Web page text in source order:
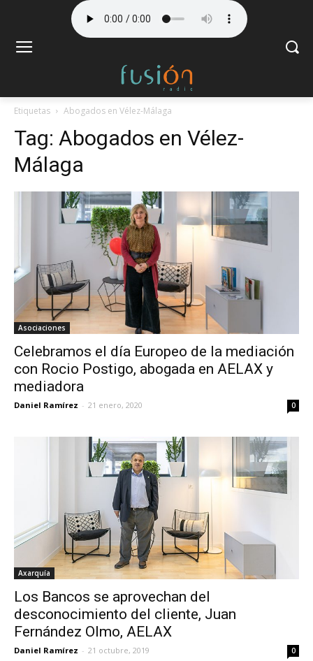
Etiquetas Abogados en Vélez-Málaga
Tag: Abogados en Vélez-
Málaga
Asociaciones
Celebramos el día Europeo de la mediación
con Rocio Postigo, abogada en AELAX y
mediadora
Daniel Ramírez - 21 enero, 2020 0
Axarquía
Los Bancos se aprovechan del
desconocimiento del cliente, Juan
Fernández Olmo, AELAX
Daniel Ramírez - 21 octubre, 2019 0